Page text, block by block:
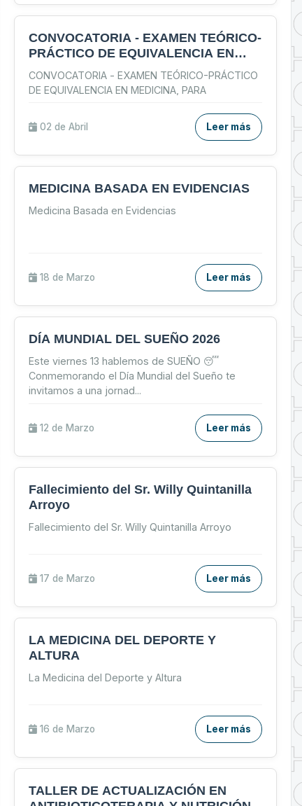
CONVOCATORIA - EXAMEN TEÓRICO-
PRÁCTICO DE EQUIVALENCIA EN
MEDICINA, PARA TITULADOS EN
UNIVERSIDADES EXTRANJERAS
CONVOCATORIA - EXAMEN TEÓRICO-PRÁCTICO
DE EQUIVALENCIA EN MEDICINA, PARA
02 de Abril Leer más
MEDICINA BASADA EN EVIDENCIAS
Medicina Basada en Evidencias
18 de Marzo Leer más
DÍA MUNDIAL DEL SUEÑO 2026
Este viernes 13 hablemos de SUEÑO 😴
Conmemorando el Día Mundial del Sueño te
invitamos a una jornad...
12 de Marzo Leer más
Fallecimiento del Sr. Willy Quintanilla
Arroyo
Fallecimiento del Sr. Willy Quintanilla Arroyo
17 de Marzo Leer más
LA MEDICINA DEL DEPORTE Y
ALTURA
La Medicina del Deporte y Altura
16 de Marzo Leer más
TALLER DE ACTUALIZACIÓN EN